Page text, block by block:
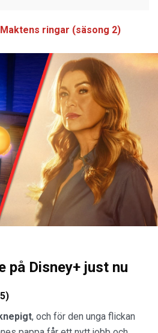
ringar (säsong 2)
på Disney+ just nu
, och för den unga flickan